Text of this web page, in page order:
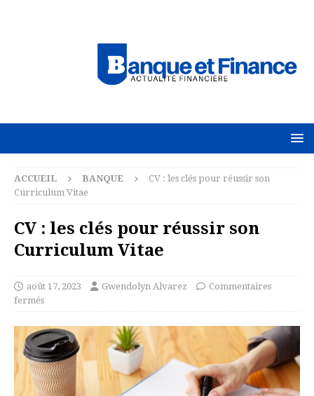
ACCUEIL BANQUE
CV : les clés pour réussir son
Curriculum Vitae
CV : les clés pour réussir son
Curriculum Vitae
août 17, 2023 Gwendolyn Alvarez
Commentaires
fermés